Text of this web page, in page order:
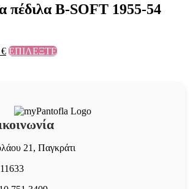
πέδιλα B-SOFT 1955-54
€ ΕΠΙΛΕΞΤΕ
21, Παγκράτι